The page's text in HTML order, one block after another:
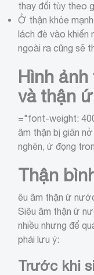
thay đổi tùy theo
Ở thận khỏe
lách đè vào khiến
ngoài ra cũng sẽ
Hình
và thận
="font-weight:
âm thận bị giãn
nghẽn, ứ đọng
Thận
êu âm thận ứ
Siêu âm thận ứ
nhiều nhưng để
phải lưu ý:
Trước khi